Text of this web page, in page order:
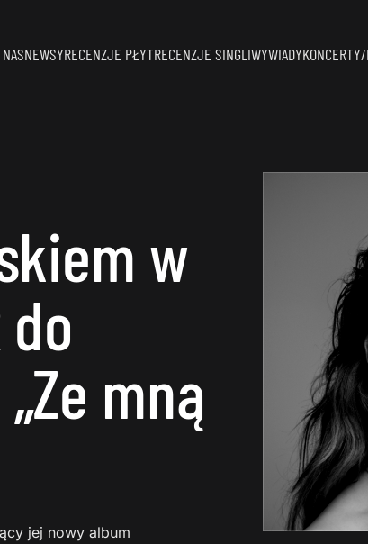
NEWSYRECENZJE PŁYTRECENZJE SINGLIWYWIADY
w
mną
jej nowy album